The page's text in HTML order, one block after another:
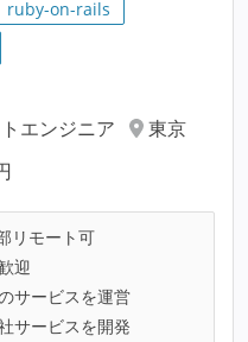
ruby-on-rails
エンジニア
東京
リモート可
迎
サービスを運営
サービスを開発